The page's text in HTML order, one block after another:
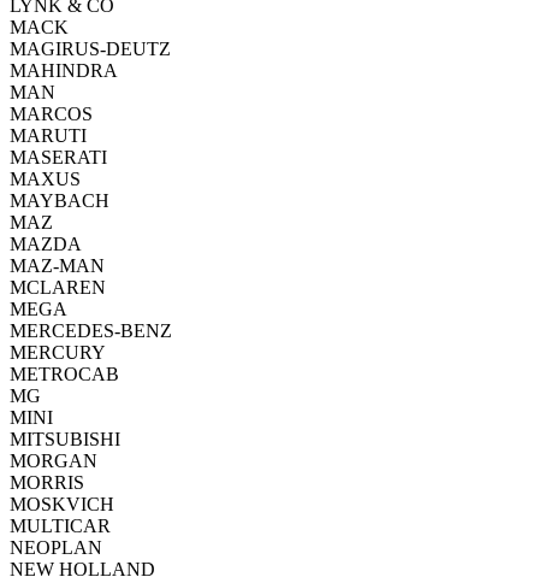
LYNK & CO
MACK
MAGIRUS-DEUTZ
MAHINDRA
MAN
MARCOS
MARUTI
MASERATI
MAXUS
MAYBACH
MAZ
MAZDA
MAZ-MAN
MCLAREN
MEGA
MERCEDES-BENZ
MERCURY
METROCAB
MG
MINI
MITSUBISHI
MORGAN
MORRIS
MOSKVICH
MULTICAR
NEOPLAN
NEW HOLLAND